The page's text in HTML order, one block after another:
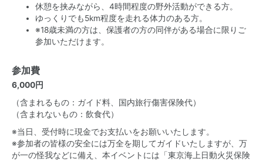
休憩を挟みながら、4時間程度の野外活動ができる方。
ゆっくりでも5km程度を走れる体力のある方。
※18歳未満の方は、保護者の方の同伴がある場合に限りご
参加いただけます。
参加費
6,000円
（含まれるもの：ガイド料、国内旅行傷害保険代）
（含まれないもの：飲食代）
※当日、受付時に現金でお支払いをお願いいたします。
※参加者の皆様の安全には万全を期してガイドいたしますが、万
が一の怪我などに備え、本イベントには「東京海上日動火災保険